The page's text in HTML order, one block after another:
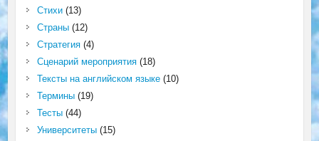
Стихи(13)
Страны(12)
Стратегия(4)
Сценарий мероприятия(18)
Тексты на английском языке(10)
Термины(19)
Тесты(44)
Университеты(15)